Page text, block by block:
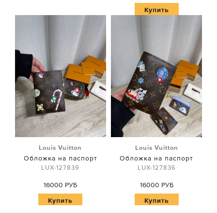
Купить
Louis Vuitton
Обложка на паспорт
LUX-127839
16000 РУБ
Купить
Louis Vuitton
Обложка на паспорт
LUX-127836
16000 РУБ
Купить